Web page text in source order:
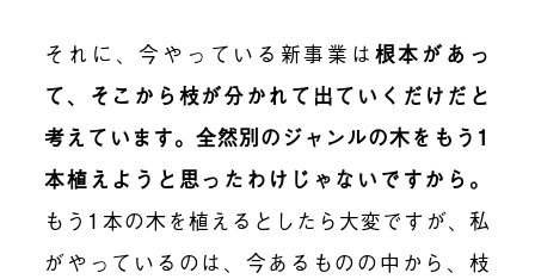
それに、今やっている新事業は 根本があっ
て、そこから枝が分かれて出ていくだけだと
考えています。全然別のジャンルの木をもう1
本植えようと思ったわけじゃないですから。
もう1本の木を植えるとしたら大変ですが、私
がやっているのは、今あるものの中から、枝